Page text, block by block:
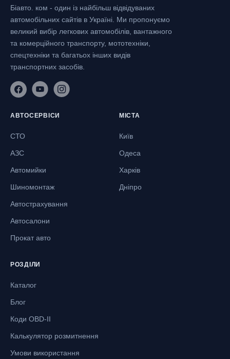
Біавто. ком - один із найбільш відвідуваних
автомобільних сайтів в Україні. Ми пропонуємо
великий вибір легкових автомобілів, вантажного
та комерційного транспорту, мототехніки,
спецтехніки та багатьох інших видів
транспортних засобів.
АВТОСЕРВІСИ
СТО
АЗС
Автомийки
Шиномонтаж
Автострахування
Автосалони
Прокат авто
МІСТА
Київ
Одеса
Харків
Дніпро
РОЗДІЛИ
Каталог
Блог
Коди OBD-II
Калькулятор розмитнення
Умови використання